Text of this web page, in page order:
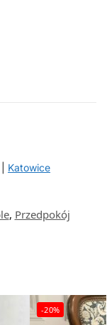
Katowice
, Przedpokój
-20%